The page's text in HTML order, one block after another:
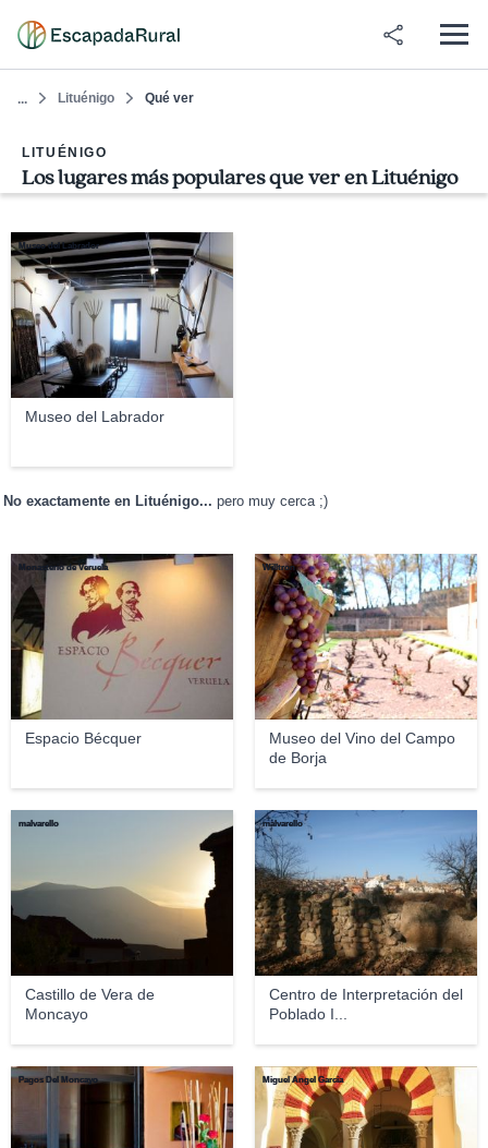
... Lituénigo Qué ver
LITUÉNIGO
Los lugares más populares que ver en Lituénigo
Museo del Labrador
Museo del Labrador
No exactamente en Lituénigo... pero muy cerca ;)
Espacio Bécquer
Monasterio de Veruela
Museo del Vino del Campo
de Borja
Willtron
Castillo de Vera de
Moncayo
malvarello
Centro de Interpretación del
Poblado I...
malvarello
Pagos Del Moncayo Miguel Ángel García